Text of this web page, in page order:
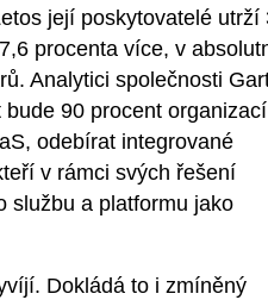
její poskytovatelé utrží
procenta více, v
Analytici společnosti
90 procent
odebírat integrované
v rámci svých řešení
službu a platformu jako
Dokládá to i zmíněný